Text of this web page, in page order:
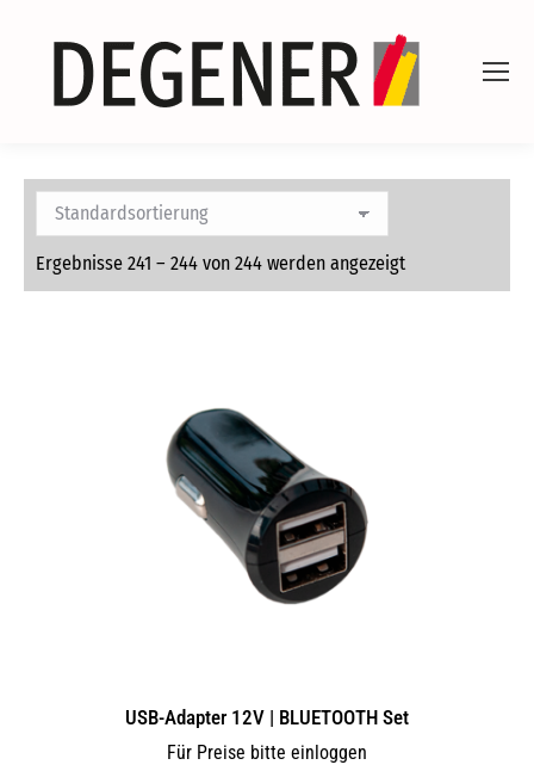
Ergebnisse 241 – 244 von 244 werden angezeigt
USB-Adapter 12V | BLUETOOTH Set
Für Preise bitte einloggen